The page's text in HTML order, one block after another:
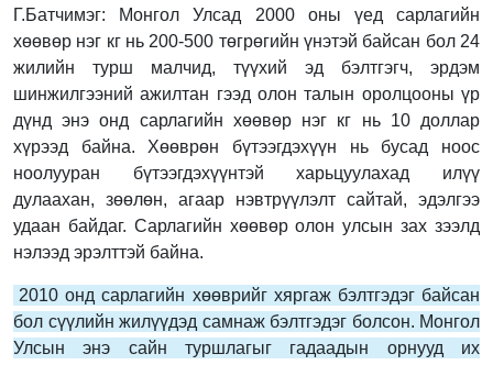
Г.Батчимэг: Монгол Улсад 2000 оны үед сарлагийн
хөөвөр нэг кг нь 200-500 төгрөгийн үнэтэй байсан бол 24
жилийн турш малчид, түүхий эд бэлтгэгч, эрдэм
шинжилгээний ажилтан гээд олон талын оролцооны үр
дүнд энэ онд сарлагийн хөөвөр нэг кг нь 10 доллар
хүрээд байна. Хөөврөн бүтээгдэхүүн нь бусад ноос
ноолууран бүтээгдэхүүнтэй харьцуулахад илүү
дулаахан, зөөлөн, агаар нэвтрүүлэлт сайтай, эдэлгээ
удаан байдаг. Сарлагийн хөөвөр олон улсын зах зээлд
нэлээд эрэлттэй байна.
2010 онд сарлагийн хөөврийг хяргаж бэлтгэдэг байсан
бол сүүлийн жилүүдэд самнаж бэлтгэдэг болсон. Монгол
Улсын энэ сайн туршлагыг гадаадын орнууд их